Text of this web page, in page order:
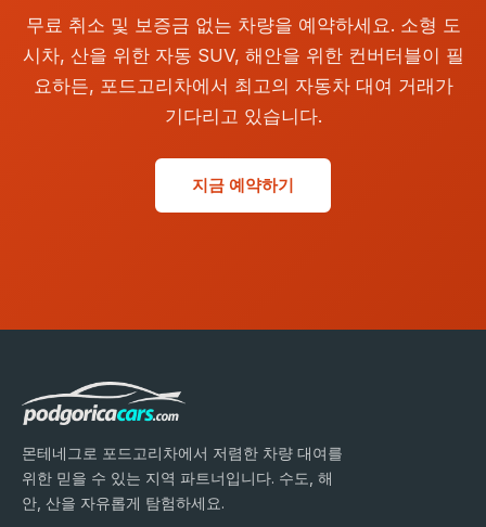
무료 취소 및 보증금 없는 차량을 예약하세요. 소형 도
시차, 산을 위한 자동 SUV, 해안을 위한 컨버터블이 필
요하든, 포드고리차에서 최고의 자동차 대여 거래가
기다리고 있습니다.
지금 예약하기
몬테네그로 포드고리차에서 저렴한 차량 대여를
위한 믿을 수 있는 지역 파트너입니다. 수도, 해
안, 산을 자유롭게 탐험하세요.